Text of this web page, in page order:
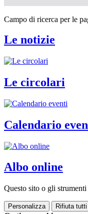
Campo di ricerca per le
Le notizie
Le circolari
Calendario
Albo online
Questo sito o gli
Personalizza Rifiuta tutti